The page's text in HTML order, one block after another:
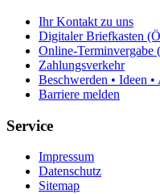
Ihr Kontakt zu uns
Digitaler Briefkasten
Online-Terminvergabe
Zahlungsverkehr
Beschwerden • Ideen •
Barriere melden
Service
Impressum
Datenschutz
Sitemap